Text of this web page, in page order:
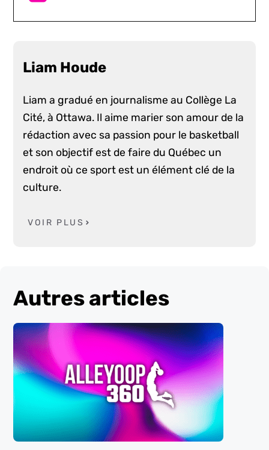
Liam Houde
Liam a gradué en journalisme au Collège La
Cité, à Ottawa. Il aime marier son amour de la
rédaction avec sa passion pour le basketball
et son objectif est de faire du Québec un
endroit où ce sport est un élément clé de la
culture.
VOIR PLUS
Autres articles